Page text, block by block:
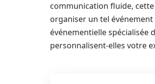
communication fluide,
organiser un tel
événementielle spécialisée
personnalisent-elles votre